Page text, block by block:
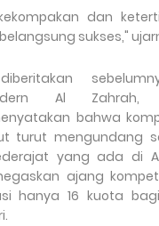
dan
sukses,"
Al Zahrah,
bahwa
turut mengundang
yang ada di
ajang
hanya 16 kuota